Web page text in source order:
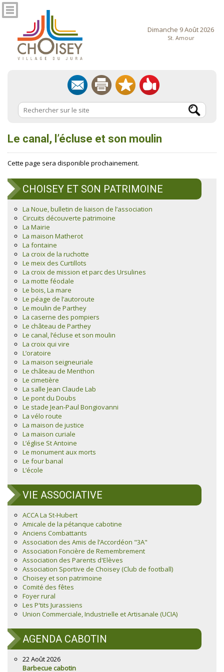
Dimanche 9 Août 2026
St. Amour
Le canal, l’écluse et son moulin
Cette page sera disponible prochainement.
CHOISEY ET SON PATRIMOINE
La Noue, bulletin de liaison de l’association
Circuits découverte patrimoine
La Mairie
La maison Matherot
La fontaine
La croix de la ruchotte
Le meix des Curtillots
La croix de mission et parc des Ursulines
La motte féodale
Le bois, La mare
Le péage de l’autoroute
Le moulin de Parthey
La caserne des pompiers
Le château de Parthey
Le canal, l’écluse et son moulin
La croix qui vire
L’oratoire
La maison seigneuriale
Le château de Menthon
Le cimetière
La salle Jean Claude Lab
Le pont du Doubs
Le stade Jean-Paul Bongiovanni
La vélo route
La maison de justice
La maison curiale
L’église St Antoine
Le monument aux morts
Le four banal
L’école
VIE ASSOCIATIVE
ACCA La St-Hubert
Amicale de la pétanque cabotine
Anciens Combattants
Association des Amis de l’Accordéon "3A"
Association Foncière de Remembrement
Association des Parents d'Elèves
Association Sportive de Choisey (Club de football)
Choisey et son patrimoine
Comité des fêtes
Foyer rural
Les P'tits Jurassiens
Union Commerciale, Industrielle et Artisanale (UCIA)
AGENDA CABOTIN
22 Août 2026
Barbecue cabotin